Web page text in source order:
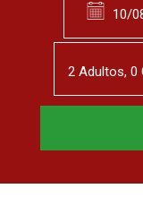
2 Adultos, 0